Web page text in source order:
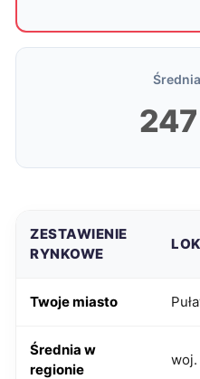
247
ZESTAWIENIE
RYNKOWE
Twoje miasto
Średnia w
regionie